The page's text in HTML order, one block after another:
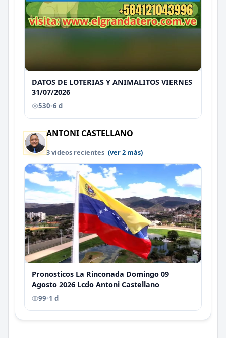
DATOS DE LOTERIAS Y ANIMALITOS VIERNES
31/07/2026
530•6 d
ANTONI CASTELLANO
3 videos recientes (ver 2 más)
Pronosticos La Rinconada Domingo 09
Agosto 2026 Lcdo Antoni Castellano
99•1 d